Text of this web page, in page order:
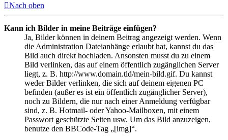
Nach oben
Kann ich Bilder in meine Beiträge einfügen?
Ja, Bilder können in deinem Beitrag angezeigt werden. Wenn
die Administration Dateianhänge erlaubt hat, kannst du das
Bild auch direkt hochladen. Ansonsten musst du zu einem
Bild verlinken, das auf einem öffentlich zugänglichen Server
liegt, z. B. http://www.domain.tld/mein-bild.gif. Du kannst
weder Bilder verlinken, die sich auf deinem eigenen PC
befinden (außer es ist ein öffentlich zugänglicher Server),
noch zu Bildern, die nur nach einer Anmeldung verfügbar
sind, z. B. Hotmail- oder Yahoo-Mailboxen, mit einem
Passwort geschützte Seiten usw. Um das Bild anzuzeigen,
benutze den BBCode-Tag „[img]“.